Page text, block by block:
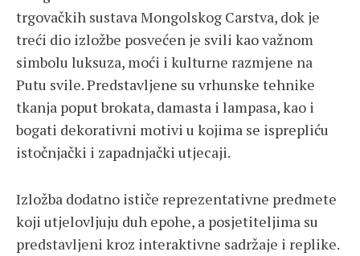
trgovačkih sustava Mongolskog Carstva, dok je
treći dio izložbe posvećen je svili kao važnom
simbolu luksuza, moći i kulturne razmjene na
Putu svile. Predstavljene su vrhunske tehnike
tkanja poput brokata, damasta i lampasa, kao i
bogati dekorativni motivi u kojima se isprepliću
istočnjački i zapadnjački utjecaji.
Izložba dodatno ističe reprezentativne predmete
koji utjelovljuju duh epohe, a posjetiteljima su
predstavljeni kroz interaktivne sadržaje i replike.